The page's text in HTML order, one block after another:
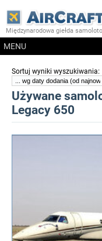
Międzynarodowa giełda
MENU
Sortuj wyniki wyszukiwania:
Używane
Legacy 650